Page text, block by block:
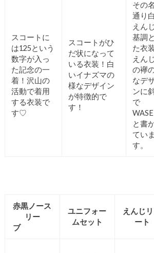
スコートに
は125という
数字が入っ
た記念の一
着！沢山の
活動で着用
する衣装で
す♡
スコートがひ
だ状になって
いる衣装！白
いイナズマの
様なデザイン
が特徴的で
す！
その
通り
えん
基調
た衣
えん
の襷
なデ
ンに
で
と書
ていま
す。
赤黒ノース
リー
ブ
ユニフォー
ムセット
えんじ
ート